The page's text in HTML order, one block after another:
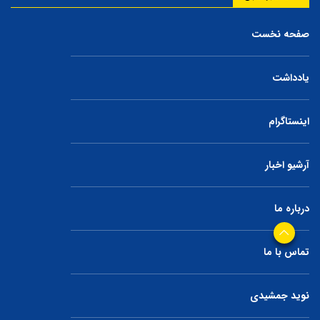
صفحه نخست
یادداشت
اینستاگرام
آرشیو اخبار
درباره ما
تماس با ما
نوید جمشیدی